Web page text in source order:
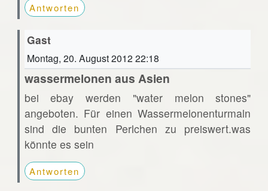
Antworten
Gast
Montag, 20. August 2012 22:18
wassermelonen aus Asien
bei ebay werden "water melon stones"
angeboten. Für einen Wassermelonenturmaln
sind die bunten Perlchen zu preiswert.was
könnte es sein
Antworten